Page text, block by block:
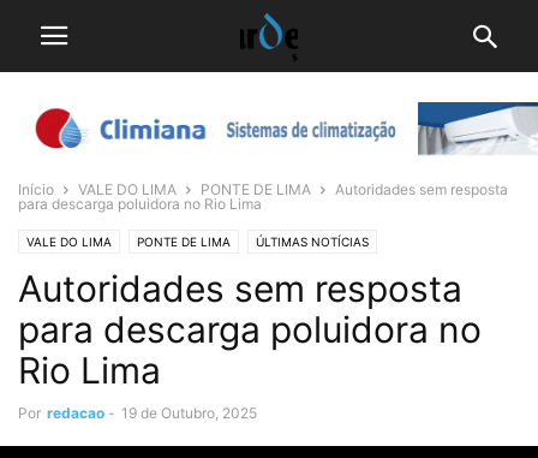
Início VALE DO LIMA PONTE DE LIMA
Autoridades sem resposta
para descarga poluidora no Rio Lima
VALE DO LIMA PONTE DE LIMA ÚLTIMAS NOTÍCIAS
Autoridades sem resposta
para descarga poluidora no
Rio Lima
Por redacao - 19 de Outubro, 2025